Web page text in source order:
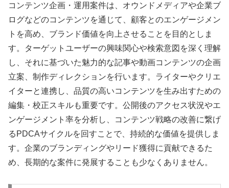
コンテンツ企画・運用案件は、オウンドメディアや企業ブ
ログなどのコンテンツを通じて、顧客とのエンゲージメン
トを高め、ブランド価値を向上させることを目的としま
す。ターゲットユーザーの興味関心や検索意図を深く理解
し、それに基づいた魅力的な記事や動画コンテンツの企画
立案、制作ディレクションを行います。ライターやクリエ
イターと連携し、品質の高いコンテンツを生み出すための
編集・校正スキルも重要です。公開後のアクセス状況やエ
ンゲージメント率を分析し、コンテンツ戦略の改善に繋げ
るPDCAサイクルを回すことで、持続的な価値を提供しま
す。企業のブランディングやリード獲得に貢献できるた
め、長期的な案件に発展することも少なくありません。